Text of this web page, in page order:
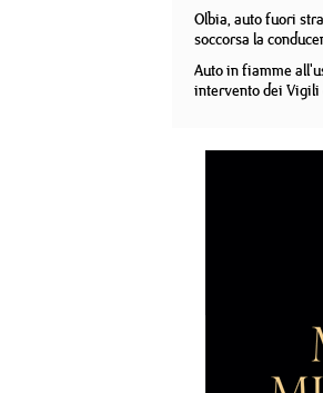
Olbia, auto fuori
soccorsa la
Auto in fiamme
intervento dei Vigili